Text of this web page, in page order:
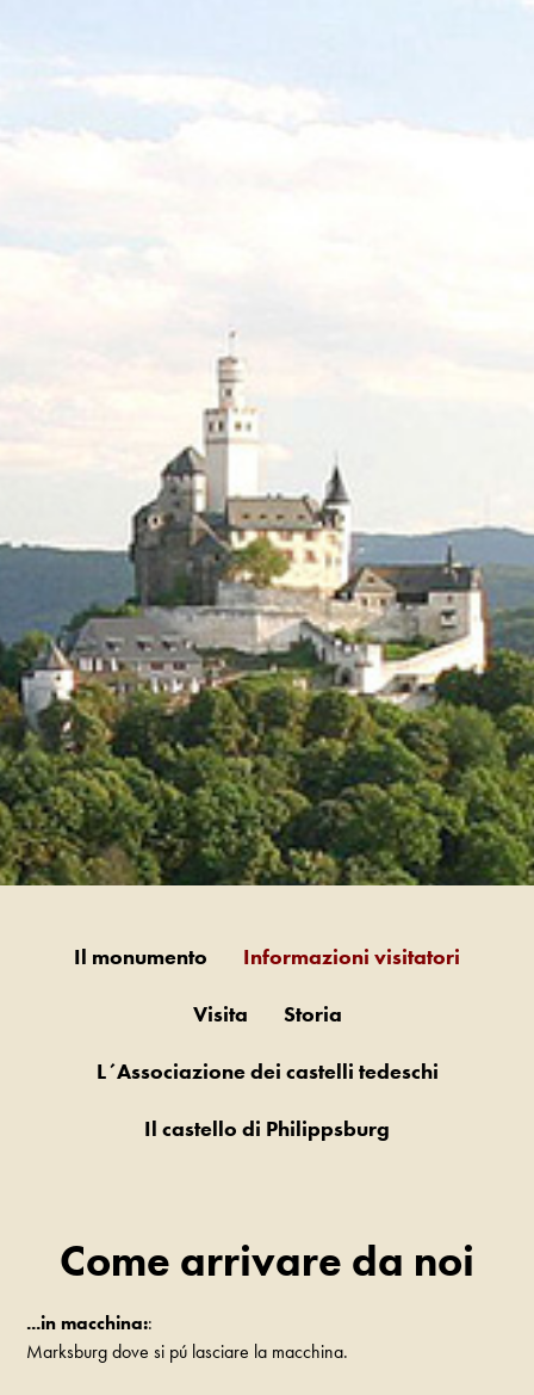
Il monumento Informazioni visitatori
Visita Storia
L´Associazione dei castelli tedeschi
Il castello di Philippsburg
Come arrivare da noi
...in macchina::
Marksburg dove si pú lasciare la macchina.